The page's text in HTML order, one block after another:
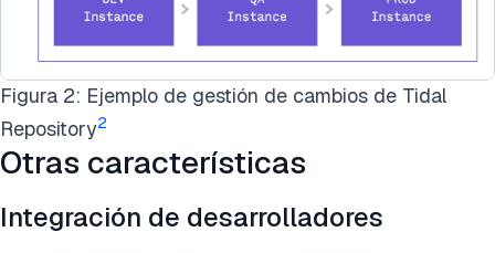
Figura 2: Ejemplo de gestión de cambios de Tidal
Repository2
Otras características
Integración de desarrolladores